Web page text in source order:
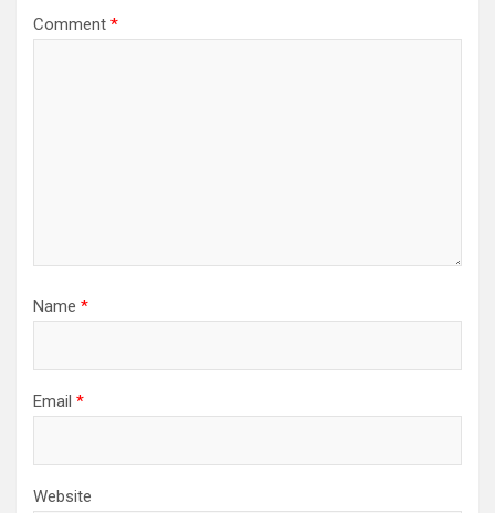
Comment *
Name *
Email *
Website